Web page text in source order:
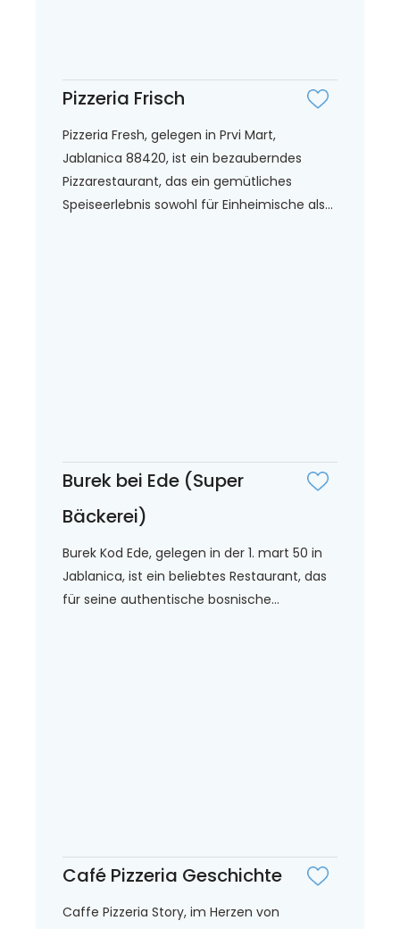
Pizzeria Frisch
Pizzeria Fresh, gelegen in Prvi Mart,
Jablanica 88420, ist ein bezauberndes
Pizzarestaurant, das ein gemütliches
Speiseerlebnis sowohl für Einheimische als...
Burek bei Ede (Super
Bäckerei)
Burek Kod Ede, gelegen in der 1. mart 50 in
Jablanica, ist ein beliebtes Restaurant, das
für seine authentische bosnische...
Café Pizzeria Geschichte
Caffe Pizzeria Story, im Herzen von